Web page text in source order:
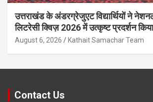
उत्तराखंड के अंडरग्रेजुएट विद्यार्थियों ने
लिटरेसी क्विज़ 2026 में उत्कृष्ट प्रदर्शन किया
August 6, 2026 Kathait Samachar Team
Contact Us